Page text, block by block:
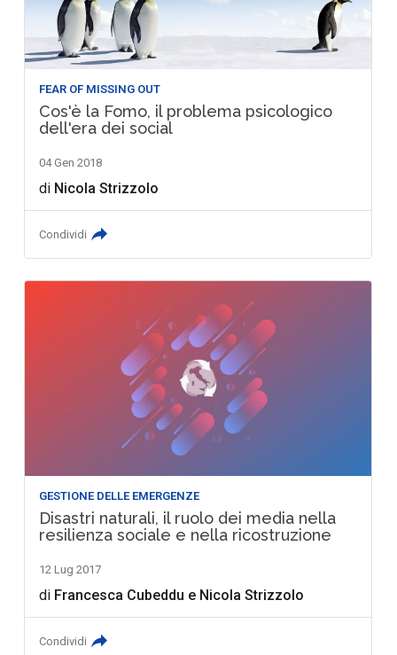
FEAR OF MISSING OUT
Cos'è la Fomo, il problema psicologico
dell'era dei social
04 Gen 2018
di Nicola Strizzolo
Condividi
GESTIONE DELLE EMERGENZE
Disastri naturali, il ruolo dei media nella
resilienza sociale e nella ricostruzione
12 Lug 2017
di Francesca Cubeddu e Nicola Strizzolo
Condividi